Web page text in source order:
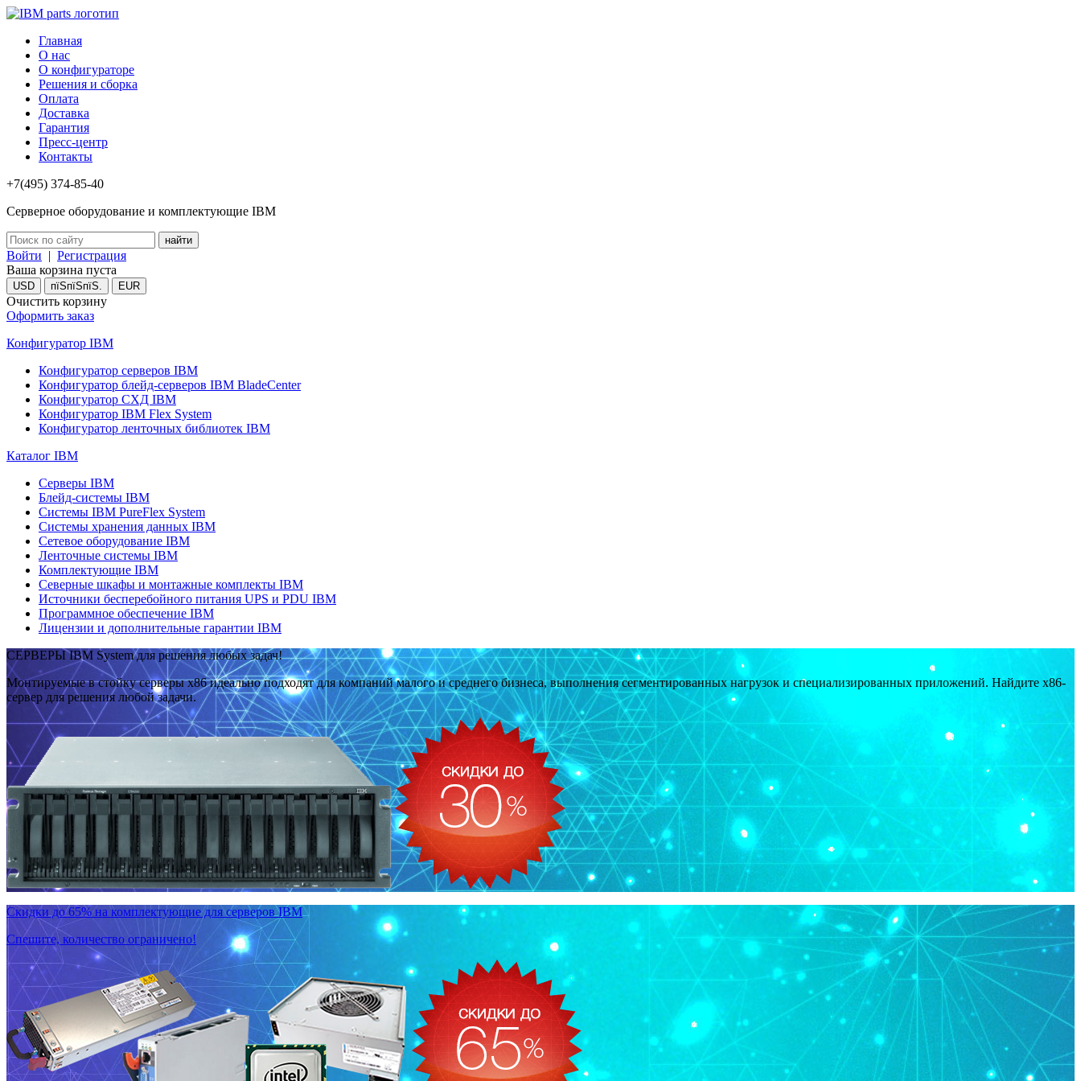
Главная
О нас
О конфигураторе
Решения и сборка
Оплата
Доставка
Гарантия
Пресс-центр
Контакты
+7(495) 374-85-40
Серверное оборудование и комплектующие IBM
Войти | Регистрация
Ваша корзина пуста
USD пїЅпїЅпїЅ. EUR
Очистить корзину
Оформить заказ
Конфигуратор IBM
Конфигуратор серверов IBM
Конфигуратор блейд-серверов IBM BladeCenter
Конфигуратор СХД IBM
Конфигуратор IBM Flex System
Конфигуратор ленточных библиотек IBM
Каталог IBM
Серверы IBM
Блейд-системы IBM
Системы IBM PureFlex System
Системы хранения данных IBM
Сетевое оборудование IBM
Ленточные системы IBM
Комплектующие IBM
Северные шкафы и монтажные комплекты IBM
Источники бесперебойного питания UPS и PDU IBM
Программное обеспечение IBM
Лицензии и дополнительные гарантии IBM
СЕРВЕРЫ IBM System для решения любых задач!
Монтируемые в стойку серверы x86 идеально подходят для компаний малого и среднего бизнеса, выполнения сегментированных нагрузок и специализированных приложений. Найдите x86-
сервер для решения любой задачи.
Скидки до 65% на комплектующие для серверов IBM
Спешите, количество ограничено!